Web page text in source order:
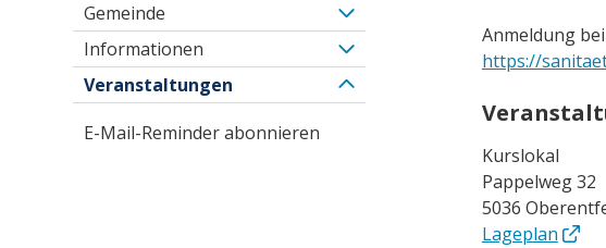
Gemeinde
Informationen
Veranstaltungen
E-Mail-Reminder abonnieren
Anmeldung
https://
Kurslokal
Pappelweg 32
5036
Lageplan